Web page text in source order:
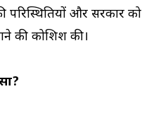
और सरकार को
की कोशिश की।